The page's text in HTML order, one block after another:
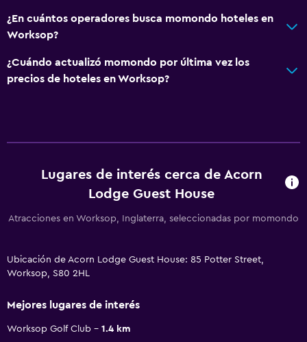
¿En cuántos operadores busca momondo hoteles en
Worksop?
¿Cuándo actualizó momondo por última vez los
precios de hoteles en Worksop?
Lugares de interés cerca de Acorn
Lodge Guest House
Atracciones en Worksop, Inglaterra, seleccionadas por momondo
Ubicación de Acorn Lodge Guest House: 85 Potter Street,
Worksop, S80 2HL
Mejores lugares de interés
Worksop Golf Club
1.4 km